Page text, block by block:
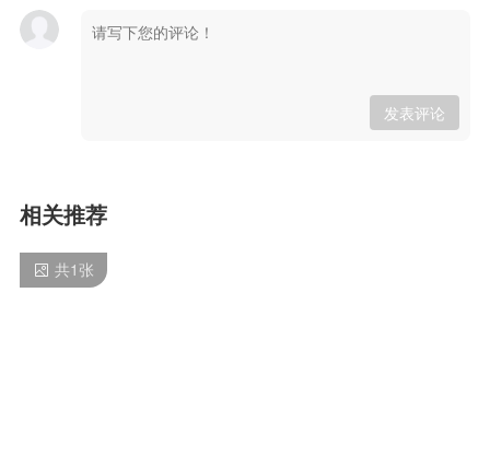
发表评论
相关推荐
共1 张